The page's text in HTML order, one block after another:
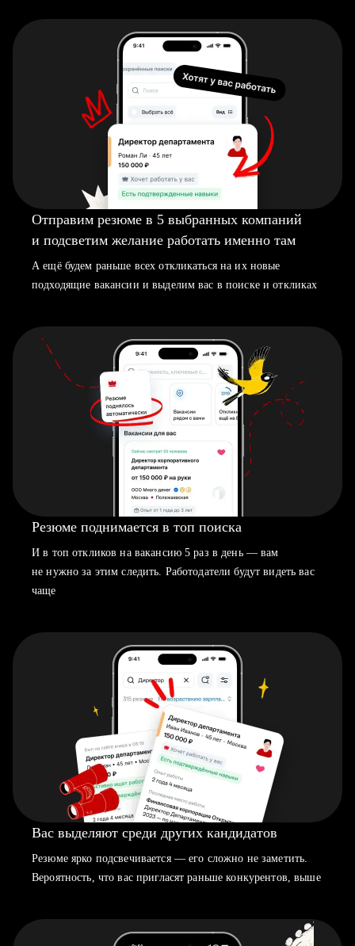
Отправим резюме в 5 выбранных компаний
и подсветим желание работать именно там
А ещё будем раньше всех откликаться на их новые
подходящие вакансии и выделим вас в поиске и откликах
Резюме поднимается в топ поиска
И в топ откликов на вакансию 5 раз в день — вам
не нужно за этим следить. Работодатели будут видеть вас
чаще
Вас выделяют среди других кандидатов
Резюме ярко подсвечивается — его сложно не заметить.
Вероятность, что вас пригласят раньше конкурентов, выше